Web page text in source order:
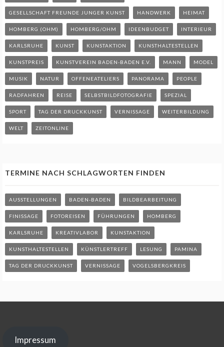
GESELLSCHAFT FREUNDE JUNGER KUNST HANDWERK HEIMAT
HOMBERG (OHM) HOMBERG/OHM IDEENBUDGET INTERIEUR
KARLSRUHE KUNST KUNSTAKTION KUNSTHALTESTELLEN
KUNSTPREIS KUNSTVEREIN BADEN-BADEN E.V. MANN MODEL
MUSIK NATUR OFFENEATELIERS PANORAMA PEOPLE
RADFAHREN REISE SELBSTBILDFOTOGRAFIE SPEZIAL
SPORT TAG DER DRUCKKUNST VERNISSAGE WEITERBILDUNG
WELT ZEITONLINE
TERMINE NACH SCHLAGWORTEN FINDEN
AUSSTELLUNGEN BADEN-BADEN BILDBEARBEITUNG
FINISSAGE FOTOREISEN FÜHRUNGEN HOMBERG
KARLSRUHE KREATIVLABOR KUNSTAKTION
KUNSTHALTESTELLEN KÜNSTLERTREFF LESUNG PAMINA
TAG DER DRUCKKUNST VERNISSAGE VOGELSBERGKREIS
Impressum